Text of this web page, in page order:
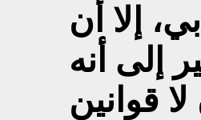
إلا أن
إلى أنه
قوانين